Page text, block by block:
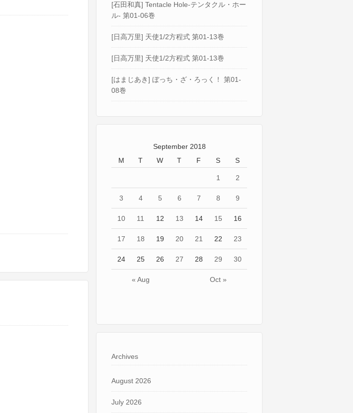
[石田和真] Tentacle Hole-テンタクル・ホー
ル- 第01-06巻
[日高万里] 天使1/2方程式 第01-13巻
[日高万里] 天使1/2方程式 第01-13巻
[はまじあき] ぼっち・ざ・ろっく！ 第01-
08巻
September 2018
M
T W T F S S
« Aug Oct »
1 2
3 4 5 6 7 8 9
10 11 12 13 14 15 16
17 18 19 20 21 22 23
24 25 26 27 28 29 30
Archives
August 2026
July 2026